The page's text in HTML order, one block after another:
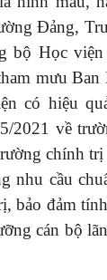
Đảng,
bộ Học
mưu Ban
có hiệu
2021 về
chính trị
nhu cầu
bảo đảm
cán bộ